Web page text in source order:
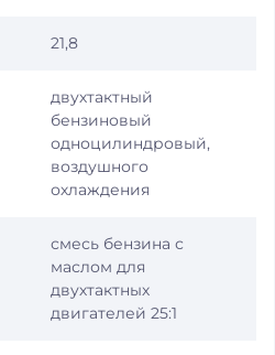
21,8
двухтактный
бензиновый
одноцилиндровый,
воздушного
охлаждения
смесь бензина с
маслом для
двухтактных
двигателей 25:1